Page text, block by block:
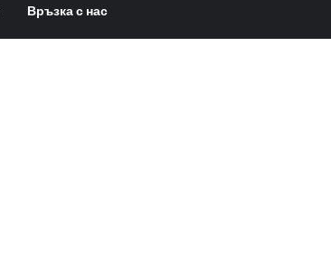
Връзка с нас